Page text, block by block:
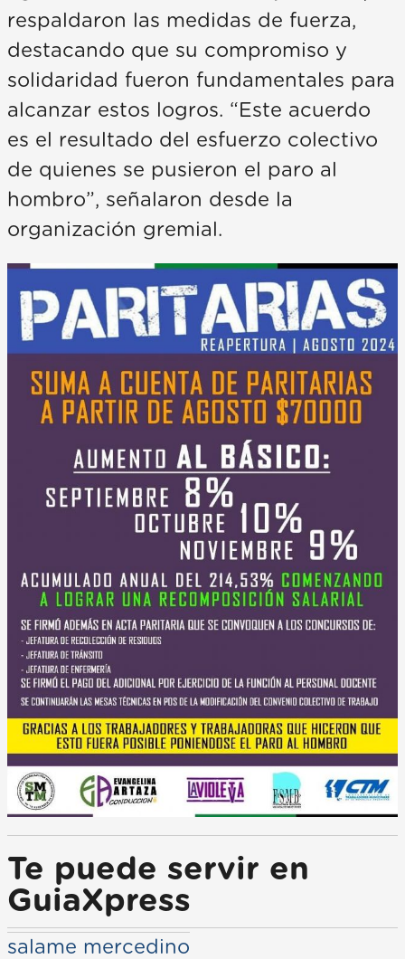
respaldaron las medidas de fuerza,
destacando que su compromiso y
solidaridad fueron fundamentales para
alcanzar estos logros. “Este acuerdo
es el resultado del esfuerzo colectivo
de quienes se pusieron el paro al
hombro”, señalaron desde la
organización gremial.
Te puede servir en
GuiaXpress
salame mercedino